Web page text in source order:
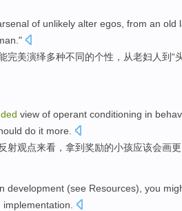
of unlikely alter egos, from an old
."
完美演绎多种不同的个性， 从老妇人到“
view of operant conditioning in
do it more
射观点来看 ，拿到奖励的小孩应该会画
development (see Resources), you
implementation